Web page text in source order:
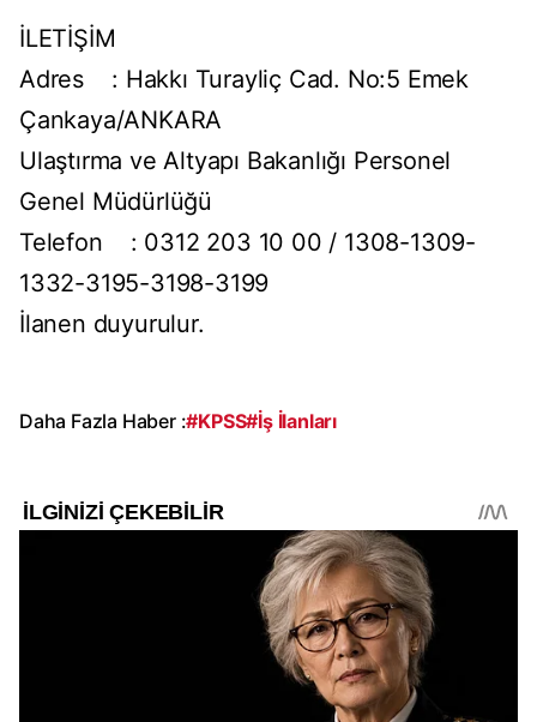
İLETİŞİM
Adres : Hakkı Turayliç Cad. No:5 Emek
Çankaya/ANKARA
Ulaştırma ve Altyapı Bakanlığı Personel
Genel Müdürlüğü
Telefon : 0312 203 10 00 / 1308-1309-
1332-3195-3198-3199
İlanen duyurulur.
Daha Fazla Haber :#KPSS#İş İlanları